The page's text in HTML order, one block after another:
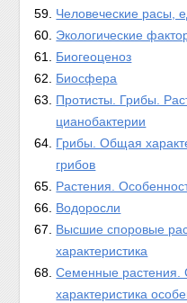
Человеческие расы,
Экологические
Биогеоценоз
Биосфера
Протисты. Грибы.
цианобактерии
Грибы. Общая
грибов
Растения.
Водоросли
Высшие споровые
характеристика
Семенные растения.
характеристика